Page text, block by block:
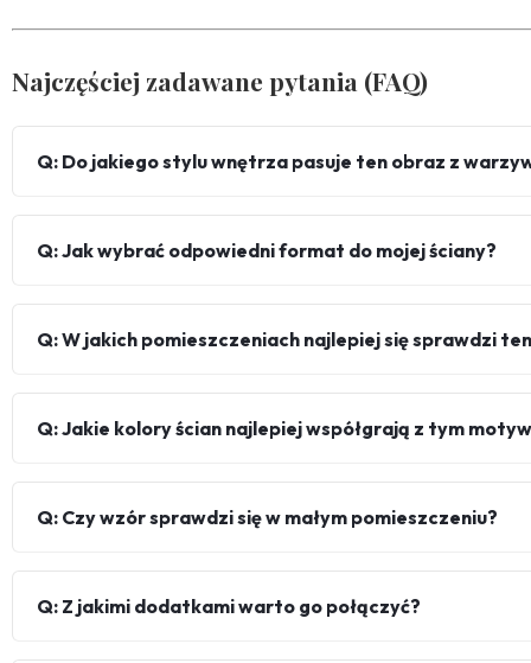
Najczęściej zadawane pytania (FAQ)
Q: Do jakiego stylu wnętrza pasuje ten obraz z
Q: Jak wybrać odpowiedni format do mojej ściany?
Q: W jakich pomieszczeniach najlepiej się sprawdzi
Q: Jakie kolory ścian najlepiej współgrają z tym
Q: Czy wzór sprawdzi się w małym pomieszczeniu?
Q: Z jakimi dodatkami warto go połączyć?